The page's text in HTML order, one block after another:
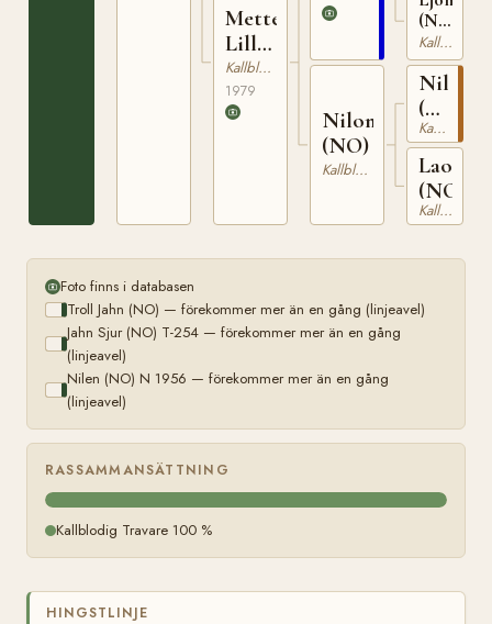
Mette
Lill
(NO)
Kallblodig Travare
1979
T-254
Nilona
(NO)
Kallblodig Travare
(NO)
N
22578
Kallblodig Travare
Nilen
(NO)
N
1956
Kallblodig Travare
Laona
(NO)
Kallblodig Travare
Foto finns i databasen
Troll Jahn (NO) — förekommer mer än en gång (linjeavel)
Jahn Sjur (NO) T-254 — förekommer mer än en gång
(linjeavel)
Nilen (NO) N 1956 — förekommer mer än en gång
(linjeavel)
RASSAMMANSÄTTNING
Kallblodig Travare 100 %
HINGSTLINJE